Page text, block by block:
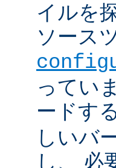
イルを
ソース
ってい
ードす
しいバ
し、 必